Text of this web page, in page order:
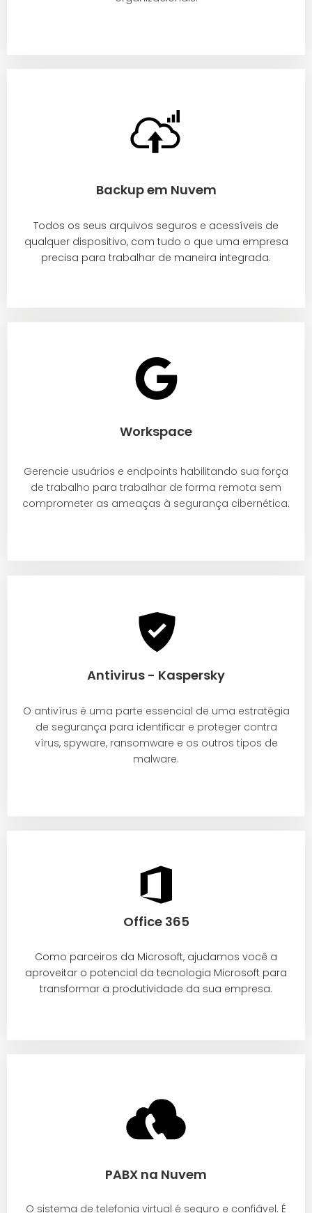
Backup em Nuvem
Todos os seus arquivos seguros e acessíveis de
qualquer dispositivo, com tudo o que uma empresa
precisa para trabalhar de maneira integrada.
Workspace
Gerencie usuários e endpoints habilitando sua força
de trabalho para trabalhar de forma remota sem
comprometer as ameaças à segurança cibernética.
Antivirus - Kaspersky
O antivírus é uma parte essencial de uma estratégia
de segurança para identificar e proteger contra
vírus, spyware, ransomware e os outros tipos de
malware.
Office 365
Como parceiros da Microsoft, ajudamos você a
aproveitar o potencial da tecnologia Microsoft para
transformar a produtividade da sua empresa.
PABX na Nuvem
O sistema de telefonia virtual é seguro e confiável. É